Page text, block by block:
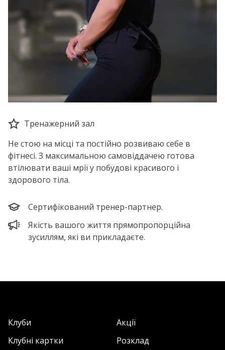
Тренажерний зал
Не стою на місці та постійно розвиваю себе в
фітнесі. З максимальною самовіддачею готова
втілювати ваші мрії у побудові красивого і
здорового тіла.
Сертифікований тренер-партнер.
Якість вашого життя прямопропорційна
зусиллям, які ви прикладаєте.
Клуби
Акції
Клубні картки
Розклад